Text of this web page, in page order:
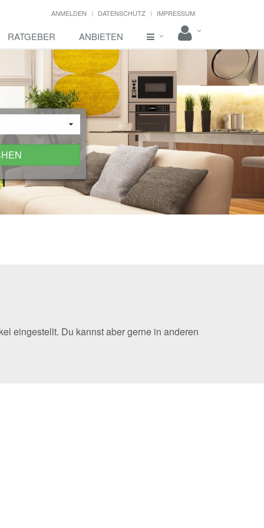
ANMELDEN DATENSCHUTZ IMPRESSUM
RATGEBER ANBIETEN
eingestellt. Du kannst aber gerne in anderen